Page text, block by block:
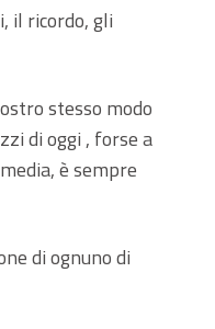
il ricordo, gli
stesso modo
di oggi , forse a
è sempre
di ognuno di